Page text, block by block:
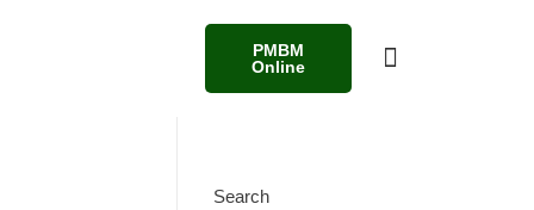
PMBM
Online
Search